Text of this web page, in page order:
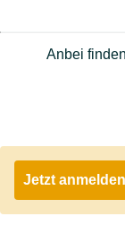
Anbei
Jetzt anmelden